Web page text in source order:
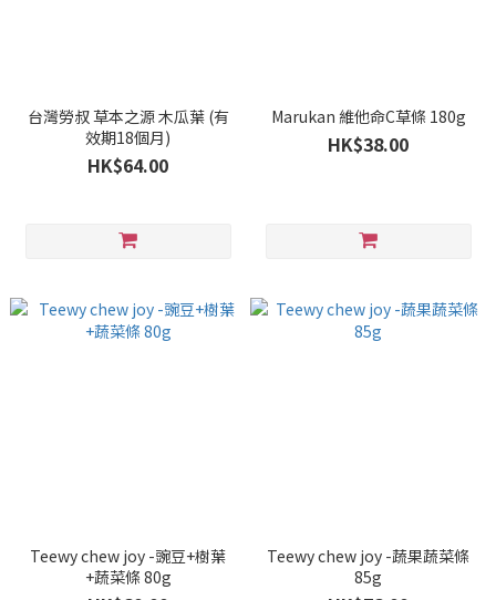
台灣勞叔 草本之源 木瓜葉 (有
效期18個月)
HK$64.00
Marukan 維他命C草條 180g
HK$38.00
Teewy chew joy -豌豆+樹葉
+蔬菜條 80g
Teewy chew joy -蔬果蔬菜條
85g